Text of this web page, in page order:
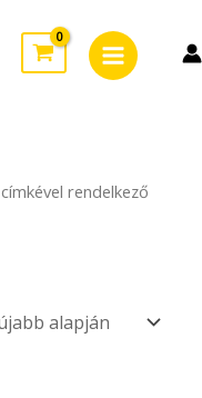
Menu
rendelkező